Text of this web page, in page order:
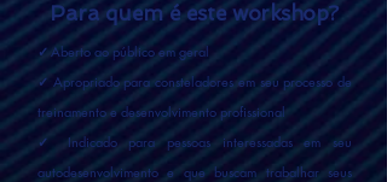
Para quem é este workshop?
✓Aberto ao público em geral
✓ Apropriado para consteladores em seu processo de
treinamento e desenvolvimento profissional
✓ Indicado para pessoas interessadas em seu
autodesenvolvimento e que buscam trabalhar seus